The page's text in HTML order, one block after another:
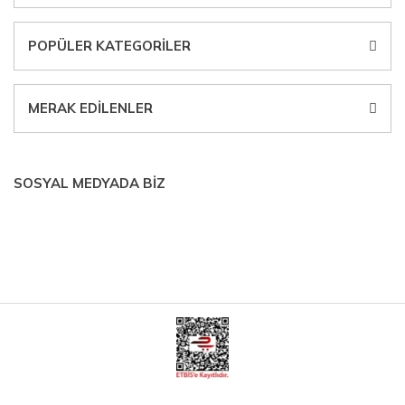
POPÜLER KATEGORİLER
MERAK EDİLENLER
SOSYAL MEDYADA BİZ